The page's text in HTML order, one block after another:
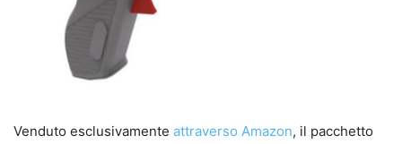
Venduto esclusivamente attraverso Amazon, il pacchetto